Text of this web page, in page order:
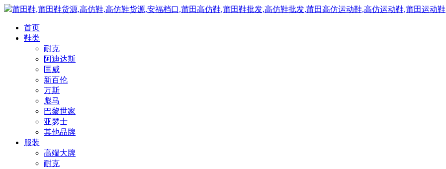
莆田鞋,莆田鞋货源,高仿鞋,高仿鞋货源,安福档口,莆田高仿鞋,莆田鞋批发,高仿鞋批发,莆田高仿运动鞋,高仿运动鞋,莆田运动鞋
首页
鞋类
耐克
阿迪达斯
匡威
新百伦
万斯
彪马
巴黎世家
亚瑟士
其他品牌
服装
高端大牌
耐克